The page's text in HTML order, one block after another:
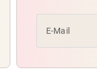
E-Mail